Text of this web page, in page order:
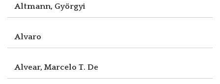
Altmann, Györgyi
Alvaro
Alvear, Marcelo T. De